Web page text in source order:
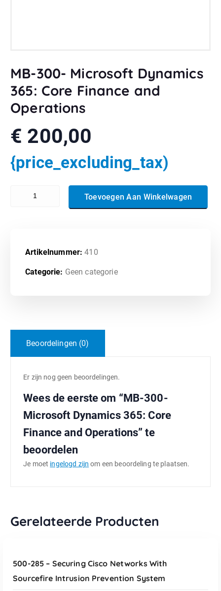
MB-300- Microsoft Dynamics
365: Core Finance and
Operations
€ 200,00
{price_excluding_tax)
Toevoegen Aan Winkelwagen
Artikelnummer:410
Categorie: Geen categorie
Beoordelingen (0)
Er zijn nog geen beoordelingen.
Wees de eerste om “MB-300-
Microsoft Dynamics 365: Core
Finance and Operations” te
beoordelen
Je moet ingelogd zijn om een beoordeling te plaatsen.
Gerelateerde Producten
500-285 – Securing Cisco Networks With
Sourcefire Intrusion Prevention System